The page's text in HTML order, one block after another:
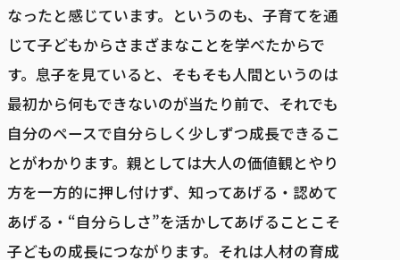
なったと感じています。というのも、子育てを通
じて子どもからさまざまなことを学べたからで
す。息子を見ていると、そもそも人間というのは
最初から何もできないのが当たり前で、それでも
自分のペースで自分らしく少しずつ成長できるこ
とがわかります。親としては大人の価値観とやり
方を一方的に押し付けず、知ってあげる・認めて
あげる・“自分らしさ”を活かしてあげることこそ
子どもの成長につながります。それは人材の育成